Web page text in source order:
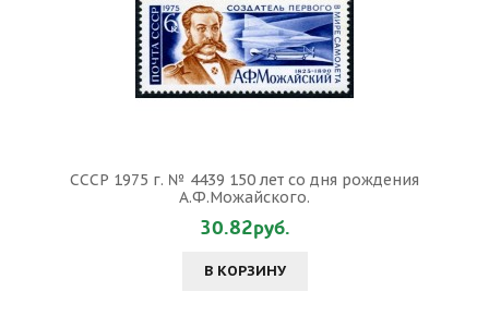
СССР 1975 г. № 4439 150 лет со дня рождения
А.Ф.Можайского.
30.82руб.
В КОРЗИНУ